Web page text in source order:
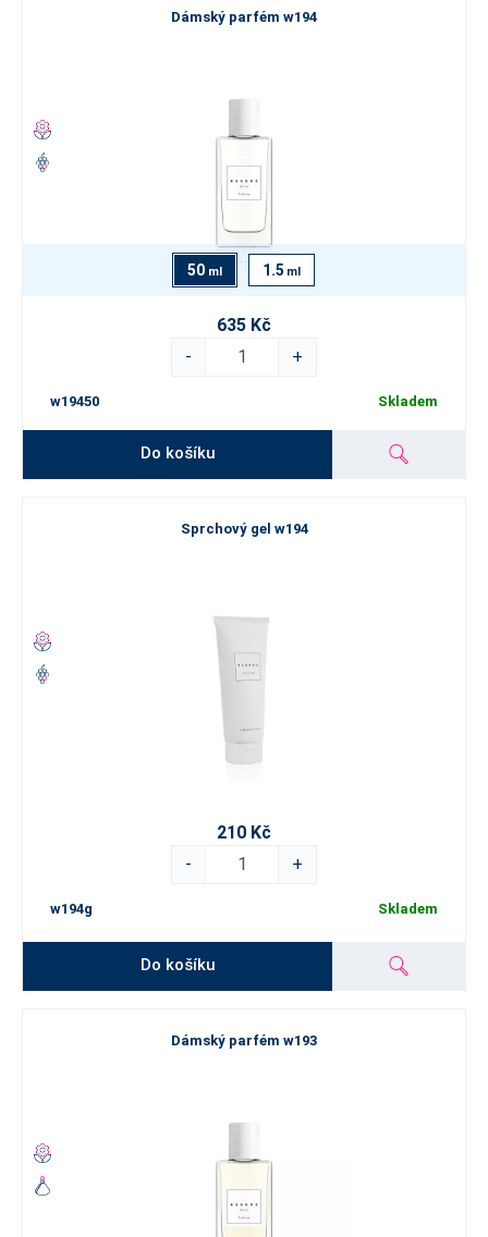
Dámský parfém w194
50 ml 1.5 ml
635 Kč
-
+
w19450 Skladem
Do košíku
Sprchový gel w194
210 Kč
-
+
w194g Skladem
Do košíku
Dámský parfém w193